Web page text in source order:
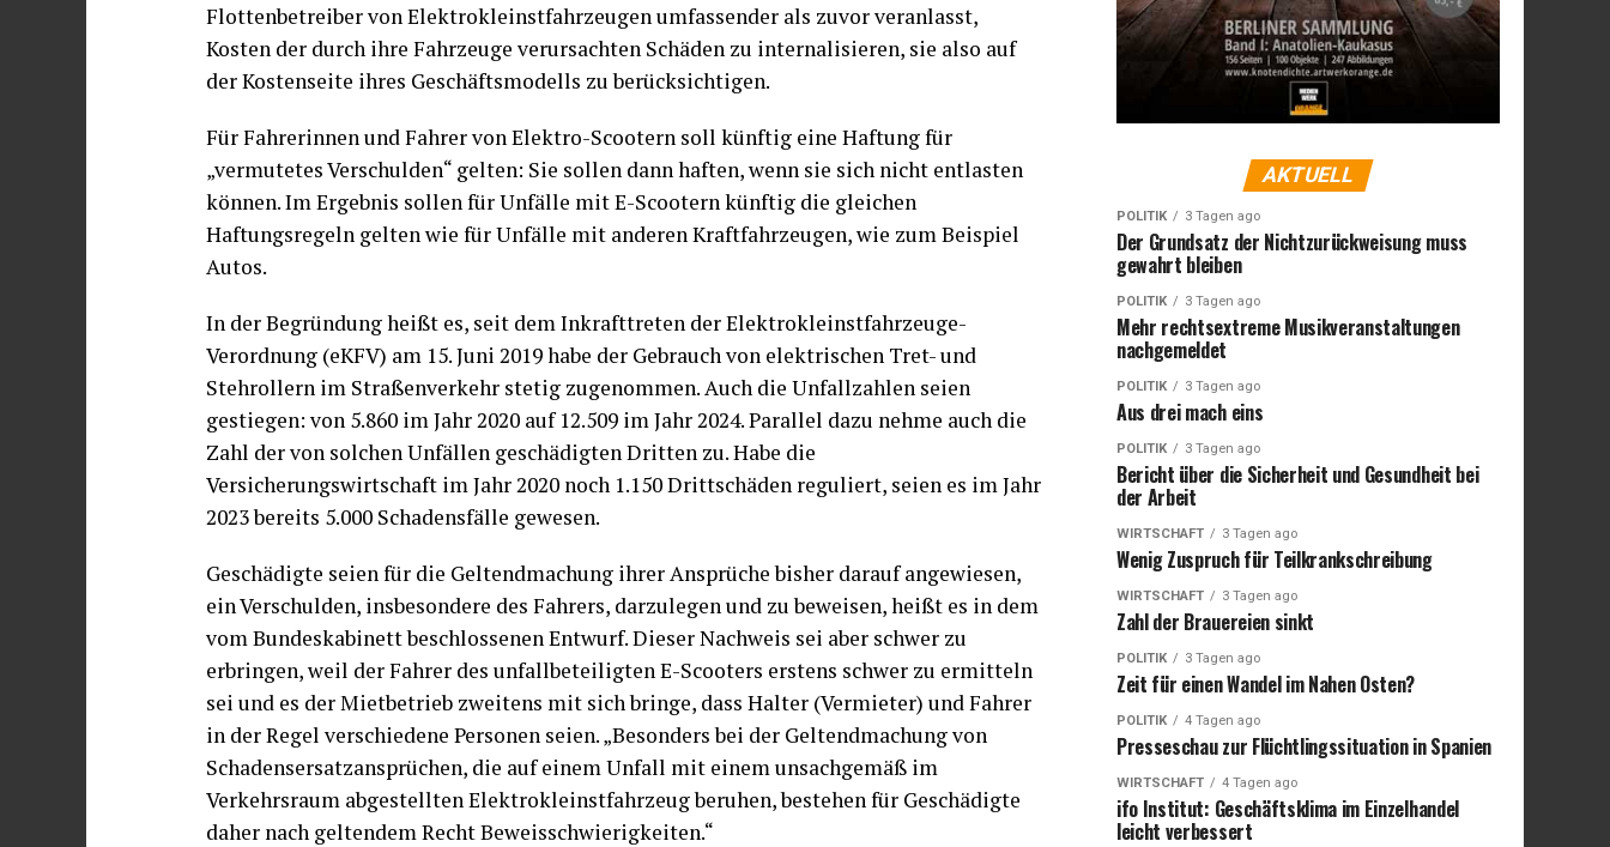
Flottenbetreiber von Elektrokleinstfahrzeugen umfassender als zuvor veranlasst,
Kosten der durch ihre Fahrzeuge verursachten Schäden zu internalisieren, sie also auf
der Kostenseite ihres Geschäftsmodells zu berücksichtigen.
Für Fahrerinnen und Fahrer von Elektro-Scootern soll künftig eine Haftung für
„vermutetes Verschulden“ gelten: Sie sollen dann haften, wenn sie sich nicht entlasten
können. Im Ergebnis sollen für Unfälle mit E-Scootern künftig die gleichen
Haftungsregeln gelten wie für Unfälle mit anderen Kraftfahrzeugen, wie zum Beispiel
Autos.
In der Begründung heißt es, seit dem Inkrafttreten der Elektrokleinstfahrzeuge-
Verordnung (eKFV) am 15. Juni 2019 habe der Gebrauch von elektrischen Tret- und
Stehrollern im Straßenverkehr stetig zugenommen. Auch die Unfallzahlen seien
gestiegen: von 5.860 im Jahr 2020 auf 12.509 im Jahr 2024. Parallel dazu nehme auch die
Zahl der von solchen Unfällen geschädigten Dritten zu. Habe die
Versicherungswirtschaft im Jahr 2020 noch 1.150 Drittschäden reguliert, seien es im Jahr
2023 bereits 5.000 Schadensfälle gewesen.
Geschädigte seien für die Geltendmachung ihrer Ansprüche bisher darauf angewiesen,
ein Verschulden, insbesondere des Fahrers, darzulegen und zu beweisen, heißt es in dem
vom Bundeskabinett beschlossenen Entwurf. Dieser Nachweis sei aber schwer zu
erbringen, weil der Fahrer des unfallbeteiligten E-Scooters erstens schwer zu ermitteln
sei und es der Mietbetrieb zweitens mit sich bringe, dass Halter (Vermieter) und Fahrer
in der Regel verschiedene Personen seien. „Besonders bei der Geltendmachung von
Schadensersatzansprüchen, die auf einem Unfall mit einem unsachgemäß im
Verkehrsraum abgestellten Elektrokleinstfahrzeug beruhen, bestehen für Geschädigte
daher nach geltendem Recht Beweisschwierigkeiten.“
AKTUELL
POLITIK 3 Tagen ago
Der Grundsatz der Nichtzurückweisung muss
gewahrt bleiben
POLITIK 3 Tagen ago
Mehr rechtsextreme Musikveranstaltungen
nachgemeldet
POLITIK 3 Tagen ago
Aus drei mach eins
POLITIK 3 Tagen ago
Bericht über die Sicherheit und Gesundheit bei
der Arbeit
WIRTSCHAFT 3 Tagen ago
Wenig Zuspruch für Teilkrankschreibung
WIRTSCHAFT 3 Tagen ago
Zahl der Brauereien sinkt
POLITIK 3 Tagen ago
Zeit für einen Wandel im Nahen Osten?
POLITIK 4 Tagen ago
Presseschau zur Flüchtlingssituation in Spanien
WIRTSCHAFT 4 Tagen ago
ifo Institut: Geschäftsklima im Einzelhandel
leicht verbessert